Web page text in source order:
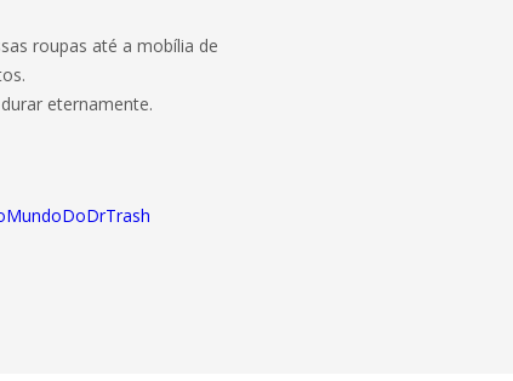
roupas até a mobília de
eternamente.